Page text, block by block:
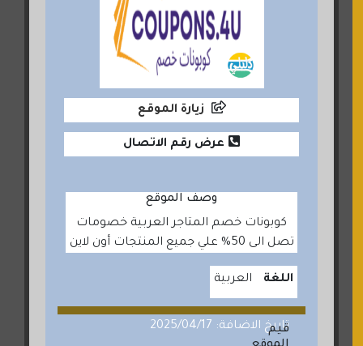
زيارة الموقع
عرض رقم الاتصال
وصف الموقع
كوبونات خصم المتاجر العربية خصومات
تصل الى 50% علي جميع المنتجات أون لاين
اللغة العربية
تاريخ الاضافة: 2025/04/17
قيم